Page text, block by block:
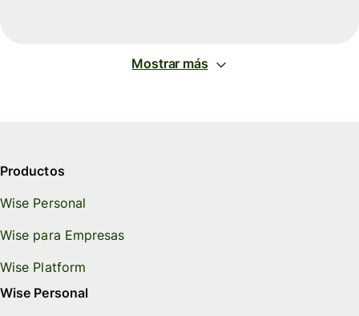
Mostrar más
Productos
Wise Personal
Wise para Empresas
Wise Platform
Wise Personal